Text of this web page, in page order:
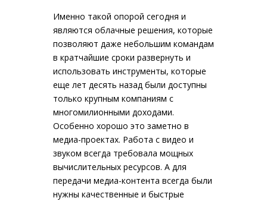
Именно такой опорой сегодня и
являются облачные решения, которые
позволяют даже небольшим командам
в кратчайшие сроки развернуть и
использовать инструменты, которые
еще лет десять назад были доступны
только крупным компаниям с
многомилионными доходами.
Особенно хорошо это заметно в
медиа-проектах. Работа с видео и
звуком всегда требовала мощных
вычислительных ресурсов. А для
передачи медиа-контента всегда были
нужны качественные и быстрые